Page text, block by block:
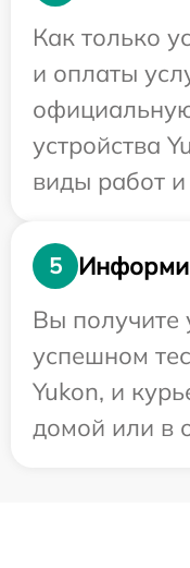
Как только
и оплаты
устройства
виды работ и
5
Вы получите
успешном
Yukon, и
домой или в